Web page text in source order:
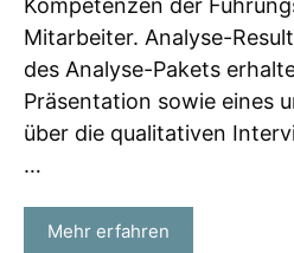
Kompetenzen der
Mitarbeiter. Analyse-
des Analyse-Pakets
Präsentation sowie eines
über die qualitativen
…
Mehr erfahren